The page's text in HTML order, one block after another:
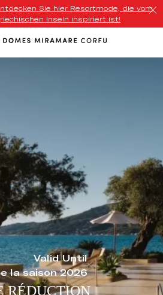
Sie hier Resortmode, die vom
Inseln inspiriert ist!
Valid Until
la saison 2026
RÉDUCTION